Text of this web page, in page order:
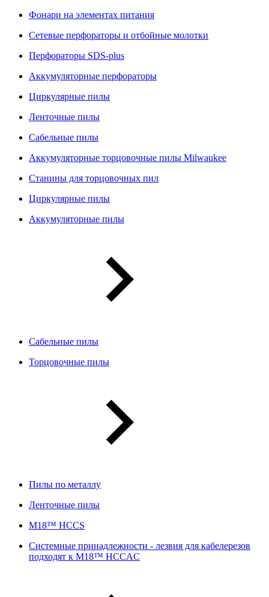
Фонари на элементах питания
Сетевые перфораторы и отбойные молотки
Перфораторы SDS-plus
Аккумуляторные перфораторы
Циркулярные пилы
Ленточные пилы
Сабельные пилы
Аккумуляторные торцовочные пилы Milwaukee
Станины для торцовочных пил
Циркулярные пилы
Аккумуляторные пилы
Сабельные пилы
Торцовочные пилы
Пилы по металлу
Ленточные пилы
M18™ HCCS
Системные принадлежности - лезвия для кабелерезов
подходят к M18™ HCCAC